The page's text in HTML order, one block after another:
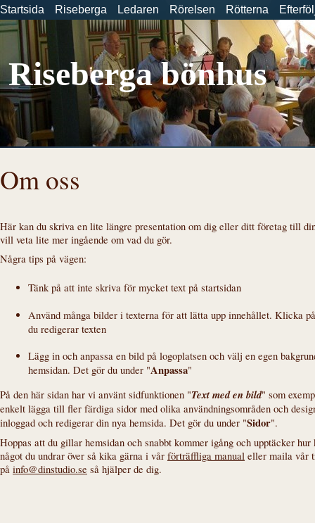
Startsida Riseberga Ledaren Rörelsen Rötterna
Riseberga bönhus
Om oss
Här kan du skriva en lite längre presentation om dig eller ditt företag till
vill veta lite mer ingående om vad du gör.
Några tips på vägen:
Tänk på att inte skriva för mycket text på startsidan
Använd många bilder i texterna för att lätta upp innehållet. Klicka
du redigerar texten
Lägg in och anpassa en bild på logoplatsen och välj en egen
hemsidan. Det gör du under "Anpassa"
På den här sidan har vi använt sidfunktionen "Text med en bild" som
enkelt lägga till fler färdiga sidor med olika användningsområden och
inloggad och redigerar din nya hemsida. Det gör du under "Sidor".
Hoppas att du gillar hemsidan och snabbt kommer igång och upptäcker
något du undrar över så kika gärna i vår förträffliga manual eller maila vår
på info@dinstudio.se så hjälper de dig.